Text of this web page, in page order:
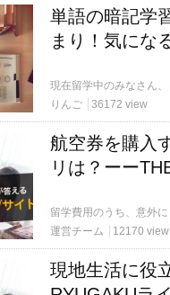
単語の暗記学
まり！気にな
りんご
36172 view
航空券を購入
リは？ーー
運営チーム
12170 view
現地生活に役